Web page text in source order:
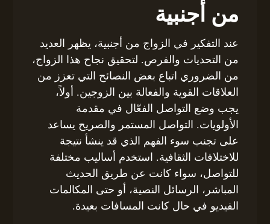
من أجنبية
عند التفكير في الزواج من أجنبية، يظهر العديد
من التحديات والفرص. لتحقيق نجاح هذا الزواج،
من الضروري اتباع بعض النصائح التي تعزز من
العلاقات القوية والفعالة بين الزوجين. أولاً،
يجب وضع التواصل الفعّال في مقدمة
الأولويات. التواصل المستمر والصريح يساعد
على تجنب سوء الفهم الذي قد ينشأ نتيجة
للاختلافات الثقافية. استخدم أساليب مختلفة
للتواصل، سواء كانت عن طريق الحديث
المباشر، الرسائل النصية، أو حتى المكالمات
الفيديو في حال كانت المسافات بعيدة.